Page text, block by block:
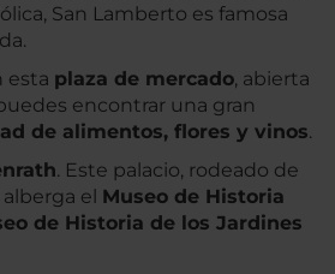
San Lamberto es famosa
esta plaza de mercado, abierta
encontrar una gran
de alimentos, flores y vinos.
. Este palacio, rodeado de
el Museo de Historia
de Historia de los Jardines